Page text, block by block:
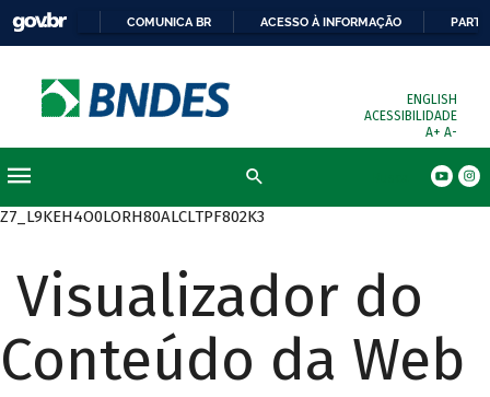
COMUNICA BR ACESSO À INFORMAÇÃO
ENGLISH
ACESSIBILIDADE
A+ A-
Z7_L9KEH4O0LORH80ALCLTPF802K3
Visualizador do
Conteúdo da Web